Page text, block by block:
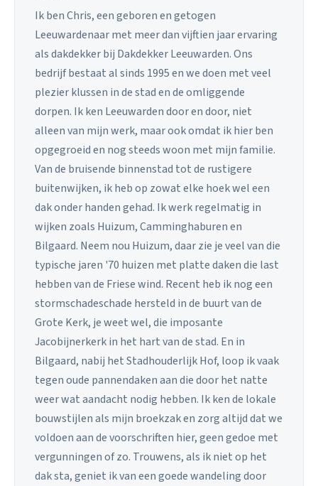
Ik ben Chris, een geboren en getogen
Leeuwardenaar met meer dan vijftien jaar ervaring
als dakdekker bij Dakdekker Leeuwarden. Ons
bedrijf bestaat al sinds 1995 en we doen met veel
plezier klussen in de stad en de omliggende
dorpen. Ik ken Leeuwarden door en door, niet
alleen van mijn werk, maar ook omdat ik hier ben
opgegroeid en nog steeds woon met mijn familie.
Van de bruisende binnenstad tot de rustigere
buitenwijken, ik heb op zowat elke hoek wel een
dak onder handen gehad. Ik werk regelmatig in
wijken zoals Huizum, Camminghaburen en
Bilgaard. Neem nou Huizum, daar zie je veel van die
typische jaren '70 huizen met platte daken die last
hebben van de Friese wind. Recent heb ik nog een
stormschadeschade hersteld in de buurt van de
Grote Kerk, je weet wel, die imposante
Jacobijnerkerk in het hart van de stad. En in
Bilgaard, nabij het Stadhouderlijk Hof, loop ik vaak
tegen oude pannendaken aan die door het natte
weer wat aandacht nodig hebben. Ik ken de lokale
bouwstijlen als mijn broekzak en zorg altijd dat we
voldoen aan de voorschriften hier, geen gedoe met
vergunningen of zo. Trouwens, als ik niet op het
dak sta, geniet ik van een goede wandeling door